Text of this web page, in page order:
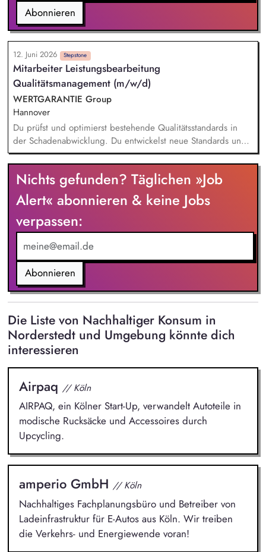
Abonnieren
12. Juni 2026 Stepstone
Mitarbeiter Leistungsbearbeitung
Qualitätsmanagement (m/w/d)
WERTGARANTIE Group
Hannover
Du prüfst und optimierst bestehende Qualitätsstandards in
der Schadenabwicklung. Du entwickelst neue Standards und
setzt sie um, um ein erstklassiges Servicelevel
sicherzustellen. Du baust aussagekräftige Qualitätskennzahlen
auf, behältst sie im Blick und entwickelst sie kontinuierlich
weiter. Du konzipierst und führst Schulungen für
Mitarbeitende durch. Du verbesserst Prozesse proaktiv, indem
du Feedback und Qualitätsdaten strukturiert analysierst.
Nichts gefunden? Täglichen »Job
Alert« abonnieren & keine Jobs
verpassen:
Abonnieren
Die Liste von Nachhaltiger Konsum in
Norderstedt und Umgebung könnte dich
interessieren
Airpaq // Köln
AIRPAQ, ein Kölner Start-Up, verwandelt Autoteile in
modische Rucksäcke und Accessoires durch
Upcycling.
amperio GmbH // Köln
Nachhaltiges Fachplanungsbüro und Betreiber von
Ladeinfrastruktur für E-Autos aus Köln. Wir treiben
die Verkehrs- und Energiewende voran!